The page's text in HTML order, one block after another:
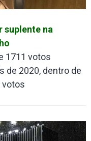
suplente na
1711 votos
de 2020, dentro de
votos